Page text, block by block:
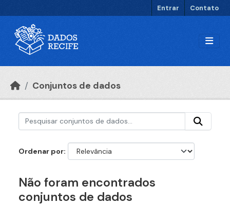
Entrar Contato
Conjuntos de dados
Ordenar por
Não foram encontrados
conjuntos de dados